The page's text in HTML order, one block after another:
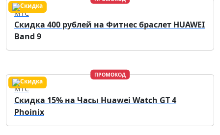
МТС
Скидка 400 рублей на Фитнес браслет HUAWEI
Band 9
ПРОМОКОД
МТС
Скидка 15% на Часы Huawei Watch GT 4
Phoinix